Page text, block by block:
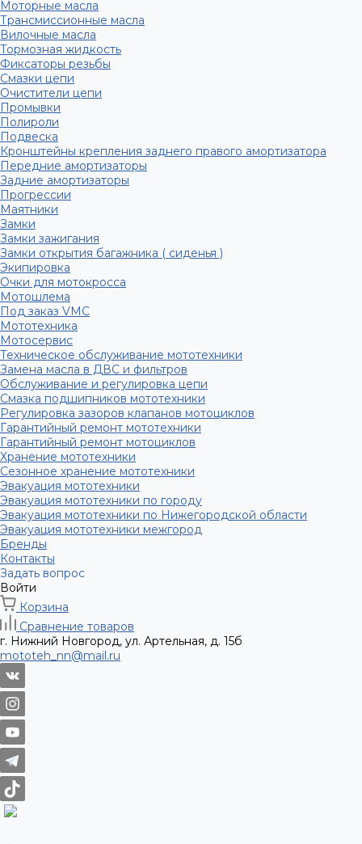
Моторные масла
Трансмиссионные масла
Вилочные масла
Тормозная жидкость
Фиксаторы резьбы
Смазки цепи
Очистители цепи
Промывки
Полироли
Подвеска
Кронштейны крепления заднего правого амортизатора
Передние амортизаторы
Задние амортизаторы
Прогрессии
Маятники
Замки
Замки зажигания
Замки открытия багажника ( сиденья )
Экипировка
Очки для мотокросса
Мотошлема
Под заказ VMC
Мототехника
Мотосервис
Техническое обслуживание мототехники
Замена масла в ДВС и фильтров
Обслуживание и регулировка цепи
Смазка подшипников мототехники
Регулировка зазоров клапанов мотоциклов
Гарантийный ремонт мототехники
Гарантийный ремонт мотоциклов
Хранение мототехники
Сезонное хранение мототехники
Эвакуация мототехники
Эвакуация мототехники по городу
Эвакуация мототехники по Нижегородской области
Эвакуация мототехники межгород
Бренды
Контакты
Задать вопрос
Войти
Корзина
Сравнение товаров
г. Нижний Новгород, ул. Артельная, д. 15б
mototeh_nn@mail.ru